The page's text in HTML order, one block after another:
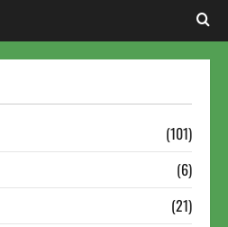
(101)
(6)
(21)